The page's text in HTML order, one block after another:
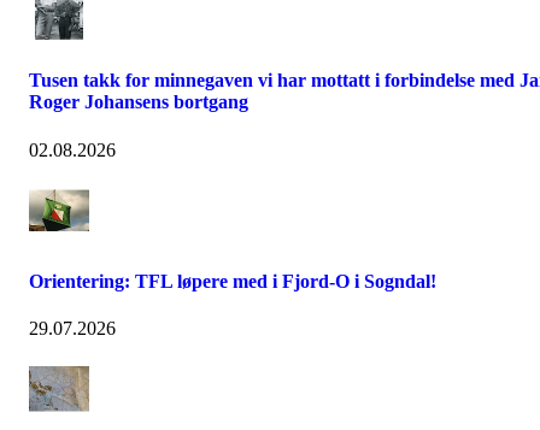
Tusen takk for minnegaven vi har mottatt i forbindelse med
Roger Johansens bortgang
02.08.2026
Orientering: TFL løpere med i Fjord-O i Sogndal!
29.07.2026